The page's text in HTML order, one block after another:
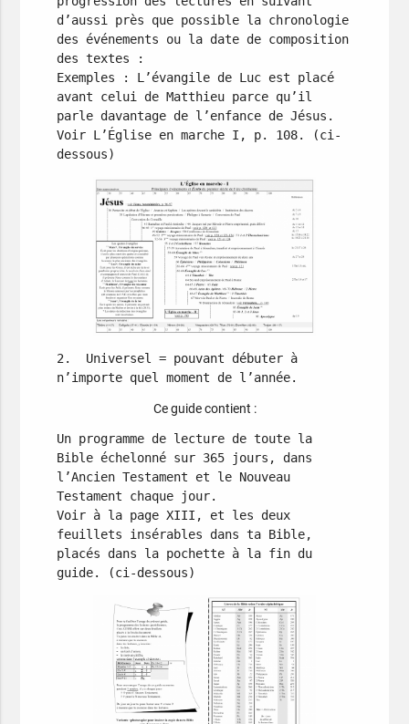
d’aussi près que possible la chronologie
des événements ou la date de composition
des textes :
Exemples : L’évangile de Luc est placé
avant celui de Matthieu parce qu’il
parle davantage de l’enfance de Jésus.
Voir L’Église en marche I, p. 108. (ci-
dessous)
2.  Universel = pouvant débuter à
n’importe quel moment de l’année.
Ce guide contient :
Un programme de lecture de toute la
Bible échelonné sur 365 jours, dans
l’Ancien Testament et le Nouveau
Testament chaque jour.
Voir à la page XIII, et les deux
feuillets insérables dans ta Bible,
placés dans la pochette à la fin du
guide. (ci-dessous)